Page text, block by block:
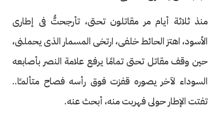
منذ ثلاثة أيام مر مقاتلون تحتى، تأرجحتُّ فى إطارى
الأسود، اهتز الحائط خلفى، ارتخى المسمار الذى يحملنى،
حين وقف مقاتل تحتى تمامًا يرفع علامة النصر بأصابعه
السوداء لآخر يصوره قفزت فوق رأسه فصاح متألمـًا..
تفتت الإطار حولى فهربت منه، أبحث عنه.